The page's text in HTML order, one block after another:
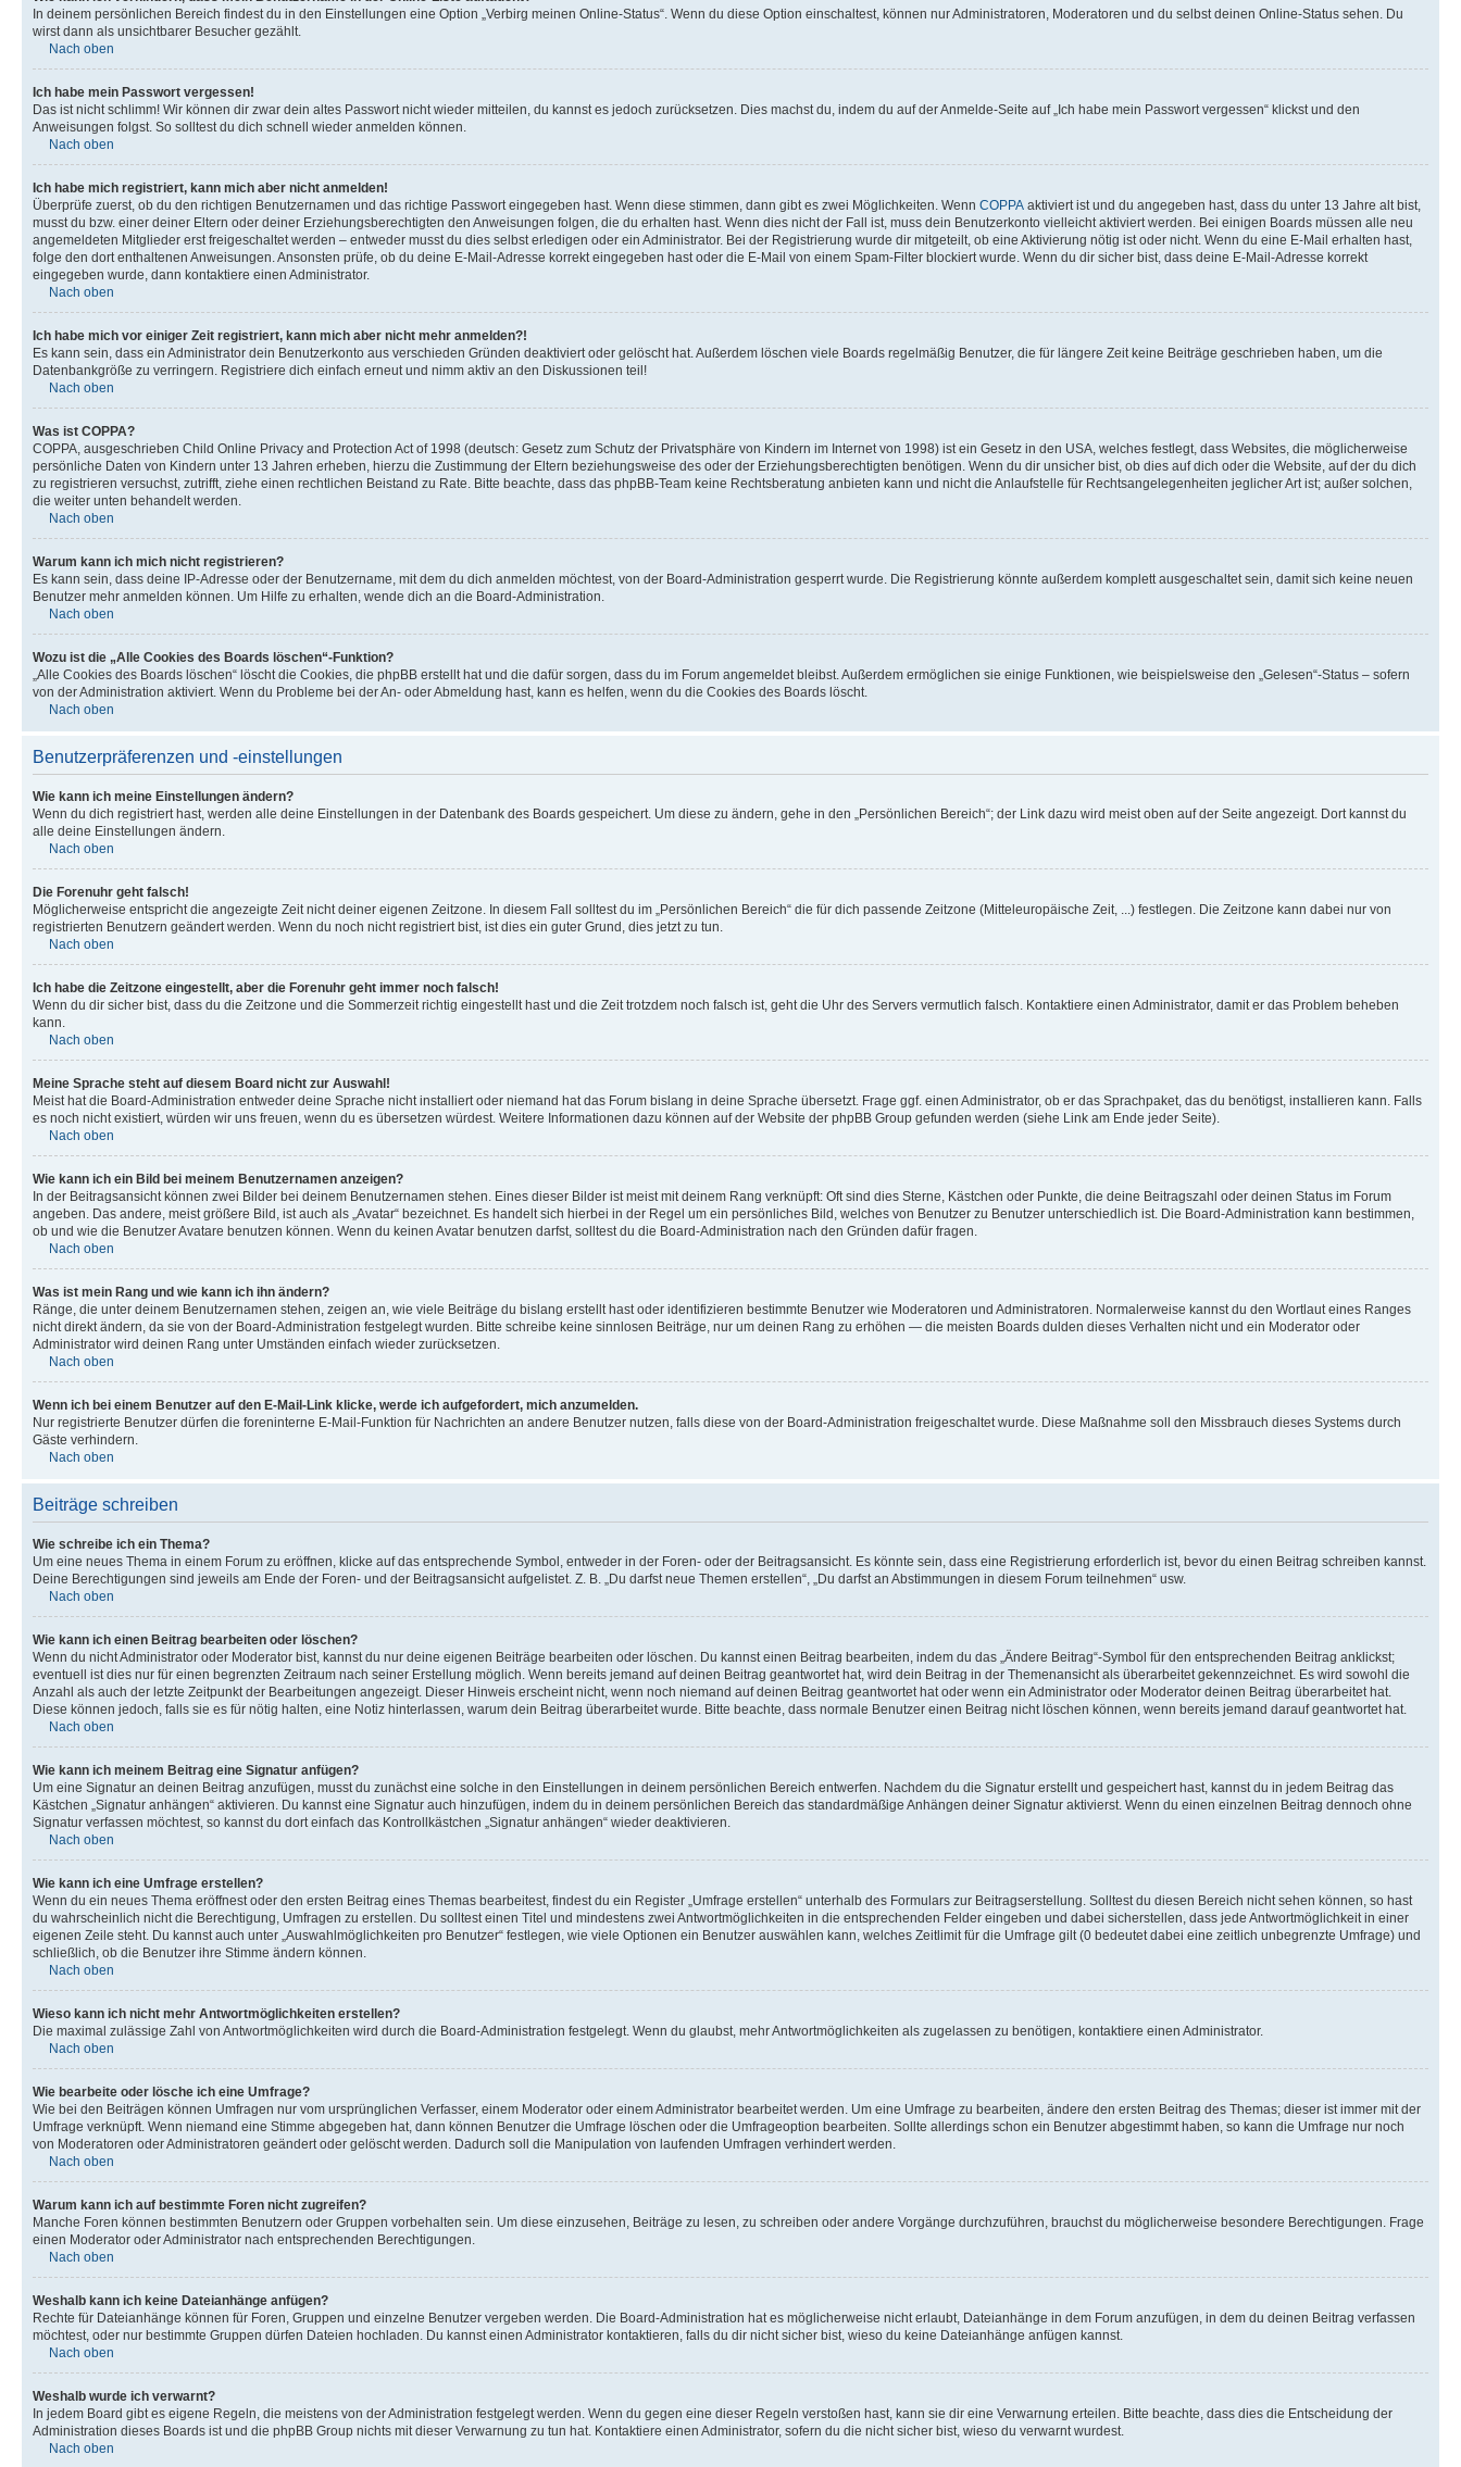
In deinem persönlichen Bereich findest du in den Einstellungen eine Option „Verbirg meinen Online-Status“. Wenn du diese Option einschaltest, können nur Administratoren, Moderatoren und du selbst deinen Online-Status sehen. Du
wirst dann als unsichtbarer Besucher gezählt.
Nach oben
Ich habe mein Passwort vergessen!
Das ist nicht schlimm! Wir können dir zwar dein altes Passwort nicht wieder mitteilen, du kannst es jedoch zurücksetzen. Dies machst du, indem du auf der Anmelde-Seite auf „Ich habe mein Passwort vergessen“ klickst und den
Anweisungen folgst. So solltest du dich schnell wieder anmelden können.
Nach oben
Ich habe mich registriert, kann mich aber nicht anmelden!
Überprüfe zuerst, ob du den richtigen Benutzernamen und das richtige Passwort eingegeben hast. Wenn diese stimmen, dann gibt es zwei Möglichkeiten. Wenn COPPA aktiviert ist und du angegeben hast, dass du unter 13 Jahre alt bist,
musst du bzw. einer deiner Eltern oder deiner Erziehungsberechtigten den Anweisungen folgen, die du erhalten hast. Wenn dies nicht der Fall ist, muss dein Benutzerkonto vielleicht aktiviert werden. Bei einigen Boards müssen alle neu
angemeldeten Mitglieder erst freigeschaltet werden – entweder musst du dies selbst erledigen oder ein Administrator. Bei der Registrierung wurde dir mitgeteilt, ob eine Aktivierung nötig ist oder nicht. Wenn du eine E-Mail erhalten hast,
folge den dort enthaltenen Anweisungen. Ansonsten prüfe, ob du deine E-Mail-Adresse korrekt eingegeben hast oder die E-Mail von einem Spam-Filter blockiert wurde. Wenn du dir sicher bist, dass deine E-Mail-Adresse korrekt
eingegeben wurde, dann kontaktiere einen Administrator.
Nach oben
Ich habe mich vor einiger Zeit registriert, kann mich aber nicht mehr anmelden?!
Es kann sein, dass ein Administrator dein Benutzerkonto aus verschieden Gründen deaktiviert oder gelöscht hat. Außerdem löschen viele Boards regelmäßig Benutzer, die für längere Zeit keine Beiträge geschrieben haben, um die
Datenbankgröße zu verringern. Registriere dich einfach erneut und nimm aktiv an den Diskussionen teil!
Nach oben
Was ist COPPA?
COPPA, ausgeschrieben Child Online Privacy and Protection Act of 1998 (deutsch: Gesetz zum Schutz der Privatsphäre von Kindern im Internet von 1998) ist ein Gesetz in den USA, welches festlegt, dass Websites, die möglicherweise
persönliche Daten von Kindern unter 13 Jahren erheben, hierzu die Zustimmung der Eltern beziehungsweise des oder der Erziehungsberechtigten benötigen. Wenn du dir unsicher bist, ob dies auf dich oder die Website, auf der du dich
zu registrieren versuchst, zutrifft, ziehe einen rechtlichen Beistand zu Rate. Bitte beachte, dass das phpBB-Team keine Rechtsberatung anbieten kann und nicht die Anlaufstelle für Rechtsangelegenheiten jeglicher Art ist; außer solchen,
die weiter unten behandelt werden.
Nach oben
Warum kann ich mich nicht registrieren?
Es kann sein, dass deine IP-Adresse oder der Benutzername, mit dem du dich anmelden möchtest, von der Board-Administration gesperrt wurde. Die Registrierung könnte außerdem komplett ausgeschaltet sein, damit sich keine neuen
Benutzer mehr anmelden können. Um Hilfe zu erhalten, wende dich an die Board-Administration.
Nach oben
Wozu ist die „Alle Cookies des Boards löschen“-Funktion?
„Alle Cookies des Boards löschen“ löscht die Cookies, die phpBB erstellt hat und die dafür sorgen, dass du im Forum angemeldet bleibst. Außerdem ermöglichen sie einige Funktionen, wie beispielsweise den „Gelesen“-Status – sofern
von der Administration aktiviert. Wenn du Probleme bei der An- oder Abmeldung hast, kann es helfen, wenn du die Cookies des Boards löscht.
Nach oben
Benutzerpräferenzen und -einstellungen
Wie kann ich meine Einstellungen ändern?
Wenn du dich registriert hast, werden alle deine Einstellungen in der Datenbank des Boards gespeichert. Um diese zu ändern, gehe in den „Persönlichen Bereich“; der Link dazu wird meist oben auf der Seite angezeigt. Dort kannst du
alle deine Einstellungen ändern.
Nach oben
Die Forenuhr geht falsch!
Möglicherweise entspricht die angezeigte Zeit nicht deiner eigenen Zeitzone. In diesem Fall solltest du im „Persönlichen Bereich“ die für dich passende Zeitzone (Mitteleuropäische Zeit, ...) festlegen. Die Zeitzone kann dabei nur von
registrierten Benutzern geändert werden. Wenn du noch nicht registriert bist, ist dies ein guter Grund, dies jetzt zu tun.
Nach oben
Ich habe die Zeitzone eingestellt, aber die Forenuhr geht immer noch falsch!
Wenn du dir sicher bist, dass du die Zeitzone und die Sommerzeit richtig eingestellt hast und die Zeit trotzdem noch falsch ist, geht die Uhr des Servers vermutlich falsch. Kontaktiere einen Administrator, damit er das Problem beheben
kann.
Nach oben
Meine Sprache steht auf diesem Board nicht zur Auswahl!
Meist hat die Board-Administration entweder deine Sprache nicht installiert oder niemand hat das Forum bislang in deine Sprache übersetzt. Frage ggf. einen Administrator, ob er das Sprachpaket, das du benötigst, installieren kann. Falls
es noch nicht existiert, würden wir uns freuen, wenn du es übersetzen würdest. Weitere Informationen dazu können auf der Website der phpBB Group gefunden werden (siehe Link am Ende jeder Seite).
Nach oben
Wie kann ich ein Bild bei meinem Benutzernamen anzeigen?
In der Beitragsansicht können zwei Bilder bei deinem Benutzernamen stehen. Eines dieser Bilder ist meist mit deinem Rang verknüpft: Oft sind dies Sterne, Kästchen oder Punkte, die deine Beitragszahl oder deinen Status im Forum
angeben. Das andere, meist größere Bild, ist auch als „Avatar“ bezeichnet. Es handelt sich hierbei in der Regel um ein persönliches Bild, welches von Benutzer zu Benutzer unterschiedlich ist. Die Board-Administration kann bestimmen,
ob und wie die Benutzer Avatare benutzen können. Wenn du keinen Avatar benutzen darfst, solltest du die Board-Administration nach den Gründen dafür fragen.
Nach oben
Was ist mein Rang und wie kann ich ihn ändern?
Ränge, die unter deinem Benutzernamen stehen, zeigen an, wie viele Beiträge du bislang erstellt hast oder identifizieren bestimmte Benutzer wie Moderatoren und Administratoren. Normalerweise kannst du den Wortlaut eines Ranges
nicht direkt ändern, da sie von der Board-Administration festgelegt wurden. Bitte schreibe keine sinnlosen Beiträge, nur um deinen Rang zu erhöhen — die meisten Boards dulden dieses Verhalten nicht und ein Moderator oder
Administrator wird deinen Rang unter Umständen einfach wieder zurücksetzen.
Nach oben
Wenn ich bei einem Benutzer auf den E-Mail-Link klicke, werde ich aufgefordert, mich anzumelden.
Nur registrierte Benutzer dürfen die foreninterne E-Mail-Funktion für Nachrichten an andere Benutzer nutzen, falls diese von der Board-Administration freigeschaltet wurde. Diese Maßnahme soll den Missbrauch dieses Systems durch
Gäste verhindern.
Nach oben
Beiträge schreiben
Wie schreibe ich ein Thema?
Um eine neues Thema in einem Forum zu eröffnen, klicke auf das entsprechende Symbol, entweder in der Foren- oder der Beitragsansicht. Es könnte sein, dass eine Registrierung erforderlich ist, bevor du einen Beitrag schreiben kannst.
Deine Berechtigungen sind jeweils am Ende der Foren- und der Beitragsansicht aufgelistet. Z. B. „Du darfst neue Themen erstellen“, „Du darfst an Abstimmungen in diesem Forum teilnehmen“ usw.
Nach oben
Wie kann ich einen Beitrag bearbeiten oder löschen?
Wenn du nicht Administrator oder Moderator bist, kannst du nur deine eigenen Beiträge bearbeiten oder löschen. Du kannst einen Beitrag bearbeiten, indem du das „Ändere Beitrag“-Symbol für den entsprechenden Beitrag anklickst;
eventuell ist dies nur für einen begrenzten Zeitraum nach seiner Erstellung möglich. Wenn bereits jemand auf deinen Beitrag geantwortet hat, wird dein Beitrag in der Themenansicht als überarbeitet gekennzeichnet. Es wird sowohl die
Anzahl als auch der letzte Zeitpunkt der Bearbeitungen angezeigt. Dieser Hinweis erscheint nicht, wenn noch niemand auf deinen Beitrag geantwortet hat oder wenn ein Administrator oder Moderator deinen Beitrag überarbeitet hat.
Diese können jedoch, falls sie es für nötig halten, eine Notiz hinterlassen, warum dein Beitrag überarbeitet wurde. Bitte beachte, dass normale Benutzer einen Beitrag nicht löschen können, wenn bereits jemand darauf geantwortet hat.
Nach oben
Wie kann ich meinem Beitrag eine Signatur anfügen?
Um eine Signatur an deinen Beitrag anzufügen, musst du zunächst eine solche in den Einstellungen in deinem persönlichen Bereich entwerfen. Nachdem du die Signatur erstellt und gespeichert hast, kannst du in jedem Beitrag das
Kästchen „Signatur anhängen“ aktivieren. Du kannst eine Signatur auch hinzufügen, indem du in deinem persönlichen Bereich das standardmäßige Anhängen deiner Signatur aktivierst. Wenn du einen einzelnen Beitrag dennoch ohne
Signatur verfassen möchtest, so kannst du dort einfach das Kontrollkästchen „Signatur anhängen“ wieder deaktivieren.
Nach oben
Wie kann ich eine Umfrage erstellen?
Wenn du ein neues Thema eröffnest oder den ersten Beitrag eines Themas bearbeitest, findest du ein Register „Umfrage erstellen“ unterhalb des Formulars zur Beitragserstellung. Solltest du diesen Bereich nicht sehen können, so hast
du wahrscheinlich nicht die Berechtigung, Umfragen zu erstellen. Du solltest einen Titel und mindestens zwei Antwortmöglichkeiten in die entsprechenden Felder eingeben und dabei sicherstellen, dass jede Antwortmöglichkeit in einer
eigenen Zeile steht. Du kannst auch unter „Auswahlmöglichkeiten pro Benutzer“ festlegen, wie viele Optionen ein Benutzer auswählen kann, welches Zeitlimit für die Umfrage gilt (0 bedeutet dabei eine zeitlich unbegrenzte Umfrage) und
schließlich, ob die Benutzer ihre Stimme ändern können.
Nach oben
Wieso kann ich nicht mehr Antwortmöglichkeiten erstellen?
Die maximal zulässige Zahl von Antwortmöglichkeiten wird durch die Board-Administration festgelegt. Wenn du glaubst, mehr Antwortmöglichkeiten als zugelassen zu benötigen, kontaktiere einen Administrator.
Nach oben
Wie bearbeite oder lösche ich eine Umfrage?
Wie bei den Beiträgen können Umfragen nur vom ursprünglichen Verfasser, einem Moderator oder einem Administrator bearbeitet werden. Um eine Umfrage zu bearbeiten, ändere den ersten Beitrag des Themas; dieser ist immer mit der
Umfrage verknüpft. Wenn niemand eine Stimme abgegeben hat, dann können Benutzer die Umfrage löschen oder die Umfrageoption bearbeiten. Sollte allerdings schon ein Benutzer abgestimmt haben, so kann die Umfrage nur noch
von Moderatoren oder Administratoren geändert oder gelöscht werden. Dadurch soll die Manipulation von laufenden Umfragen verhindert werden.
Nach oben
Warum kann ich auf bestimmte Foren nicht zugreifen?
Manche Foren können bestimmten Benutzern oder Gruppen vorbehalten sein. Um diese einzusehen, Beiträge zu lesen, zu schreiben oder andere Vorgänge durchzuführen, brauchst du möglicherweise besondere Berechtigungen. Frage
einen Moderator oder Administrator nach entsprechenden Berechtigungen.
Nach oben
Weshalb kann ich keine Dateianhänge anfügen?
Rechte für Dateianhänge können für Foren, Gruppen und einzelne Benutzer vergeben werden. Die Board-Administration hat es möglicherweise nicht erlaubt, Dateianhänge in dem Forum anzufügen, in dem du deinen Beitrag verfassen
möchtest, oder nur bestimmte Gruppen dürfen Dateien hochladen. Du kannst einen Administrator kontaktieren, falls du dir nicht sicher bist, wieso du keine Dateianhänge anfügen kannst.
Nach oben
Weshalb wurde ich verwarnt?
In jedem Board gibt es eigene Regeln, die meistens von der Administration festgelegt werden. Wenn du gegen eine dieser Regeln verstoßen hast, kann sie dir eine Verwarnung erteilen. Bitte beachte, dass dies die Entscheidung der
Administration dieses Boards ist und die phpBB Group nichts mit dieser Verwarnung zu tun hat. Kontaktiere einen Administrator, sofern du die nicht sicher bist, wieso du verwarnt wurdest.
Nach oben